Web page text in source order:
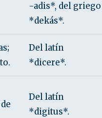
-adis*, del griego
*dekás*.
Del latín
*dicere*.
Del latín
*digitus*.